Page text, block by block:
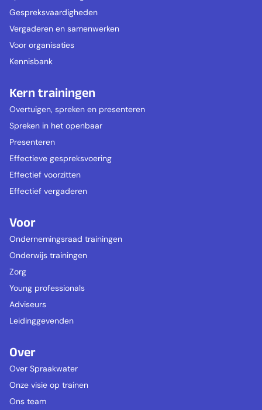
Gespreksvaardigheden
Vergaderen en samenwerken
Voor organisaties
Kennisbank
Kern trainingen
Overtuigen, spreken en presenteren
Spreken in het openbaar
Presenteren
Effectieve gespreksvoering
Effectief voorzitten
Effectief vergaderen
Voor
Ondernemingsraad trainingen
Onderwijs trainingen
Zorg
Young professionals
Adviseurs
Leidinggevenden
Over
Over Spraakwater
Onze visie op trainen
Ons team